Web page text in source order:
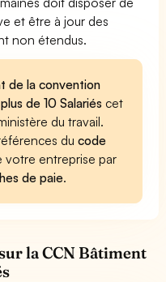
et être à jour des
non étendus.
de la convention
de 10 Salariés cet
du travail.
ducode
votre entreprise par
de paie.
la CCN Bâtiment